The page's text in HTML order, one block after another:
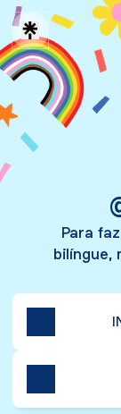
Para
bilíngue,